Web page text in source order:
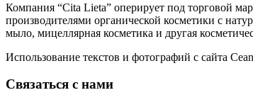
Компания “Cita Lieta” оперирует под торговой
производителями органической косметики с
мыло, мицеллярная косметика и другая
Использование текстов и фотографий с сайта
Cвязаться с нами